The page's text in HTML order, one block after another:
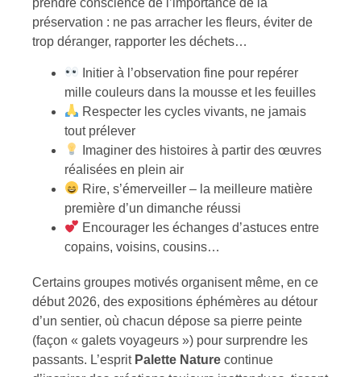
prendre conscience de l’importance de la
préservation : ne pas arracher les fleurs, éviter de
trop déranger, rapporter les déchets…
Initier à l’observation fine pour repérer
mille couleurs dans la mousse et les feuilles
Respecter les cycles vivants, ne jamais
tout prélever
Imaginer des histoires à partir des œuvres
réalisées en plein air
Rire, s’émerveiller – la meilleure matière
première d’un dimanche réussi
Encourager les échanges d’astuces entre
copains, voisins, cousins…
Certains groupes motivés organisent même, en ce
début 2026, des expositions éphémères au détour
d’un sentier, où chacun dépose sa pierre peinte
(façon « galets voyageurs ») pour surprendre les
passants. L’esprit Palette Nature continue